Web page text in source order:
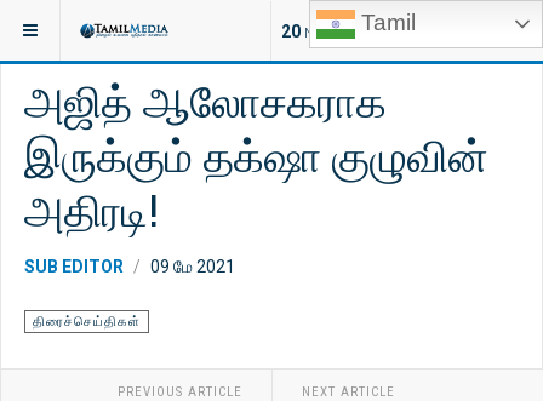
Tamil
20 NEW ARTICLES
இருக்குமிடம்: சினிமா திரைச்செய்திகள்
அஜித் ஆலோசகராக
இருக்கும் தக்‌ஷா குழுவின்
அதிரடி!
SUB EDITOR 09 மே 2021
திரைச்செய்திகள்
PREVIOUS ARTICLE NEXT ARTICLE